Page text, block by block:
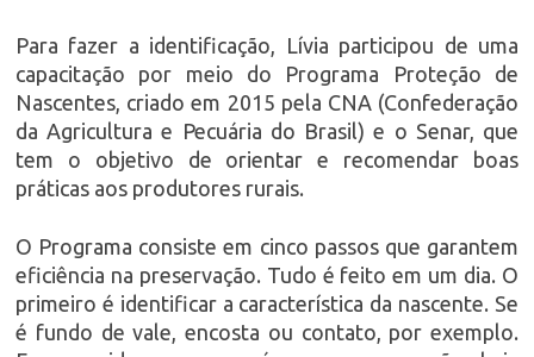
Para fazer a identificação, Lívia participou de uma
capacitação por meio do Programa Proteção de
Nascentes, criado em 2015 pela CNA (Confederação
da Agricultura e Pecuária do Brasil) e o Senar, que
tem o objetivo de orientar e recomendar boas
práticas aos produtores rurais.
O Programa consiste em cinco passos que garantem
eficiência na preservação. Tudo é feito em um dia. O
primeiro é identificar a característica da nascente. Se
é fundo de vale, encosta ou contato, por exemplo.